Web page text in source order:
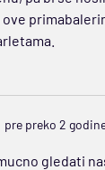
ove
pre preko 2
gledati